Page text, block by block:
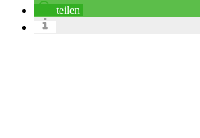
teilen